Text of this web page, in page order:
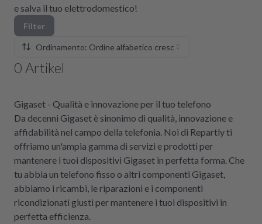
e salva il tuo elettrodomestico!
Filter
Ordinamento: Ordine alfabetico crescente
0 Artikel
Gigaset - Qualità e innovazione per il tuo telefono
Da decenni Gigaset è sinonimo di qualità, innovazione e
affidabilità nel campo della telefonia. Noi di Repartly ti
offriamo un'ampia gamma di servizi e prodotti per
mantenere i tuoi dispositivi Gigaset in perfetta forma. Che
tu abbia un telefono fisso o altri componenti Gigaset,
abbiamo i ricambi, le riparazioni e i componenti
ricondizionati giusti per mantenere i tuoi dispositivi in
perfetta efficienza.